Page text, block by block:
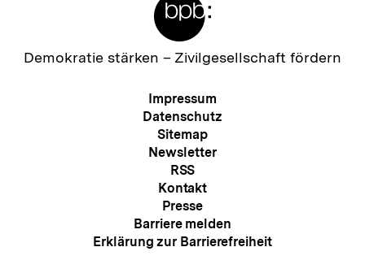
Zur
Demokratie stärken – Zivilgesellschaft fördern
Meta-
Navigation
Impressum
Datenschutz
Sitemap
Newsletter
RSS
Kontakt
Presse
Barriere melden
Erklärung zur Barrierefreiheit